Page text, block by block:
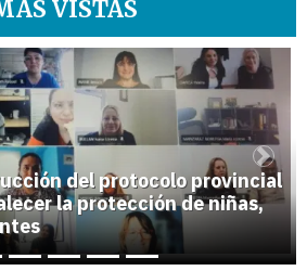
VISTAS
1
del protocolo provincial
la protección de niñas,
Next